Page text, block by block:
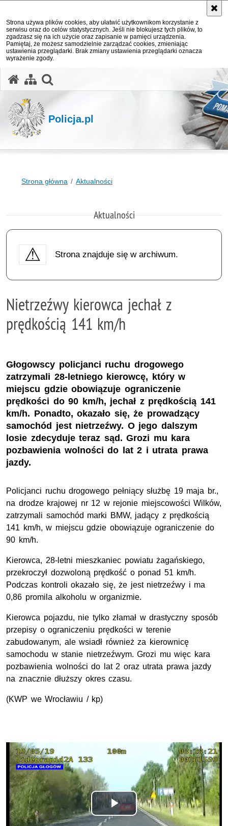
Strona używa plików cookies, aby ułatwić użytkownikom korzystanie z
serwisu oraz do celów statystycznych. Jeśli nie blokujesz tych plików, to
zgadzasz się na ich użycie oraz zapisanie w pamięci urządzenia.
Pamiętaj, że możesz samodzielnie zarządzać cookies, zmieniając
ustawienia przeglądarki. Brak zmiany ustawienia przeglądarki oznacza
wyrażenie zgody.
Policja.pl
Strona główna Aktualności
Aktualności
Strona znajduje się w archiwum.
Nietrzeźwy kierowca jechał z
prędkością 141 km/h
Głogowscy policjanci ruchu drogowego
zatrzymali 28-letniego kierowcę, który w
miejscu gdzie obowiązuje ograniczenie
prędkości do 90 km/h, jechał z prędkością 141
km/h. Ponadto, okazało się, że prowadzący
samochód jest nietrzeźwy. O jego dalszym
losie zdecyduje teraz sąd. Grozi mu kara
pozbawienia wolności do lat 2 i utrata prawa
jazdy.
Policjanci ruchu drogowego pełniący służbę 19 maja br.,
na drodze krajowej nr 12 w rejonie miejscowości Wilków,
zatrzymali samochód marki BMW, jadący z prędkością
141 km/h, w miejscu gdzie obowiązuje ograniczenie do
90 km/h.
Kierowca, 28-letni mieszkaniec powiatu żagańskiego,
przekroczył dozwoloną prędkość o ponad 51 km/h.
Podczas kontroli okazało się, że jest nietrzeźwy i ma
0,86 promila alkoholu w organizmie.
Kierowca pojazdu, nie tylko złamał w drastyczny sposób
przepisy o ograniczeniu prędkości w terenie
zabudowanym, ale wsiadł również za kierownicę
samochodu w stanie nietrzeźwym. Grozi mu więc kara
pozbawienia wolności do lat 2 oraz utrata prawa jazdy
na znacznie dłuższy okres czasu.
(KWP we Wrocławiu / kp)
Odtwórz